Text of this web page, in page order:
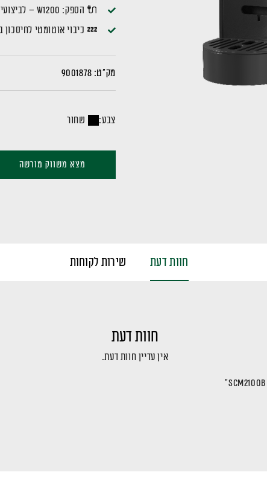
🔌 הספק: W1200 – לביצועים מהירים וחסכוניים
💤 כיבוי אוטומטי
מק"ט: 9001878
צבע: שחור
מצא משווק מורשה
חוות דעת שירות לקוחות
חוות דעת
אין עדיין חוות דעת.